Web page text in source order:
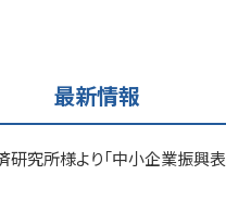
最新情報